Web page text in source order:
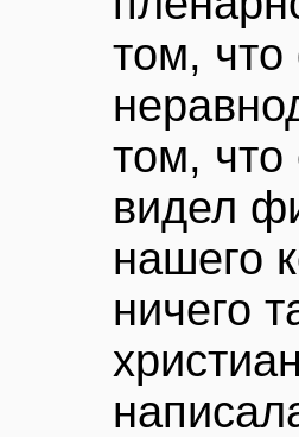
том,
том, что
видел
нашего
ничего